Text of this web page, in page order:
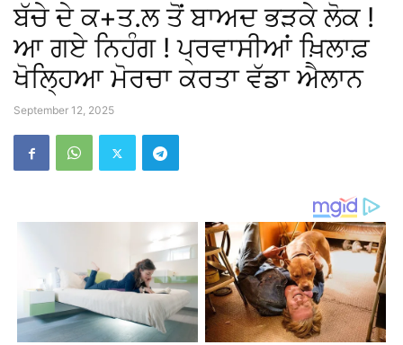
ਬੱਚੇ ਦੇ ਕ+ਤ.ਲ ਤੋਂ ਬਾਅਦ ਭੜਕੇ ਲੋਕ !
ਆ ਗਏ ਨਿਹੰਗ ! ਪ੍ਰਵਾਸੀਆਂ ਖ਼ਿਲਾਫ਼
ਖੋਲ੍ਹਿਆ ਮੋਰਚਾ ਕਰਤਾ ਵੱਡਾ ਐਲਾਨ
September 12, 2025